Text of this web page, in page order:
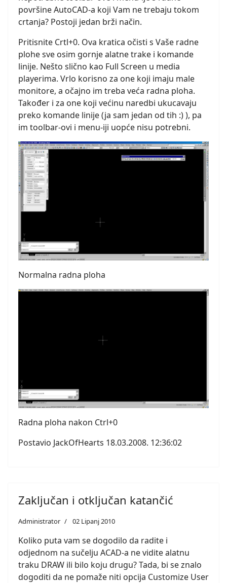
površine AutoCAD-a koji Vam ne trebaju tokom
crtanja? Postoji jedan brži način.
Pritisnite Crtl+0. Ova kratica očisti s Vaše radne
plohe sve osim gornje alatne trake i komande
linije. Nešto slično kao Full Screen u media
playerima. Vrlo korisno za one koji imaju male
monitore, a očajno im treba veća radna ploha.
Također i za one koji većinu naredbi ukucavaju
preko komande linije (ja sam jedan od tih :) ), pa
im toolbar-ovi i menu-iji uopće nisu potrebni.
Normalna radna ploha
Radna ploha nakon Ctrl+0
Postavio JackOfHearts 18.03.2008. 12:36:02
Zaključan i otključan katančić
Administrator 02 Lipanj 2010
Koliko puta vam se dogodilo da radite i
odjednom na sučelju ACAD-a ne vidite alatnu
traku DRAW ili bilo koju drugu? Tada, bi se znalo
dogoditi da ne pomaže niti opcija Customize User